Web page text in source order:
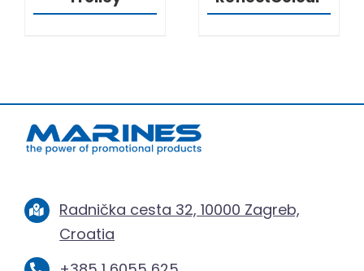
Radnička cesta 32, 10000 Zagreb,
Croatia